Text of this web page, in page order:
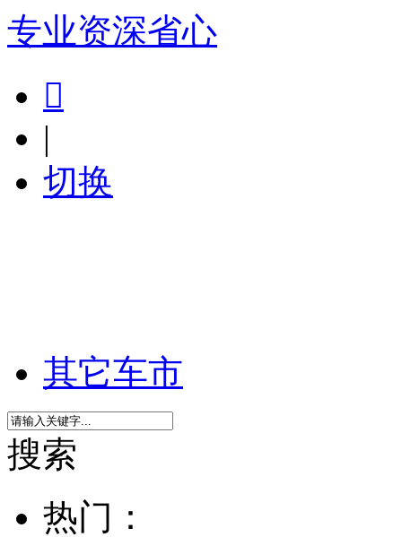
专业资深省心

|
切换
其它车市
搜索
热门：